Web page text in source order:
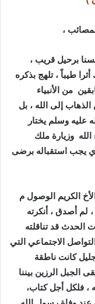
،
برحيل قريب ،
طيباً ، تلهج بذكره
من الأنبياء
إلى الله ، بل
عليه وسلم يختار
وزيارة ملك
يجب استقباله برضى
الكريم الوصول م
لم أصدق ، أنكرته
الحدث قد تناقلته
الاجتماعي التي
كانت ناطقة
الجبل الرزين بيننا
، فلكل أجل كتاب،